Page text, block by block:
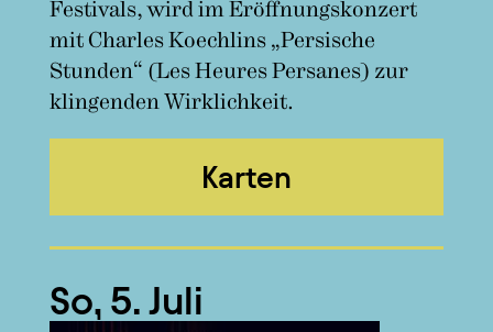
Karten
Festivals, wird im Eröffnungskonzert
mit Charles Koechlins „Persische
Stunden“ (Les Heures Persanes) zur
klingenden Wirklichkeit.
So, 5. Juli